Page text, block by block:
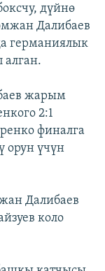
дүйнө
Далибаев
германиялык
алган.
жарым
2:1
финалга
орун үчүн
Далибаев
коло